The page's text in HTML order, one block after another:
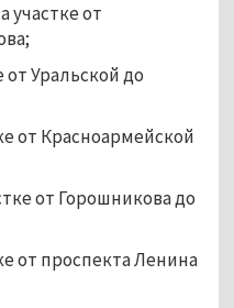
участке от
от Уральской до
от Красноармейской
от Горошникова до
от проспекта Ленина